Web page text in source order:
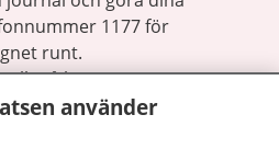
1177 för
runt.
vill må bättre.
använder